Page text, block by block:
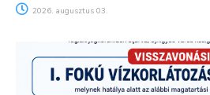
2026. augusztus 03.